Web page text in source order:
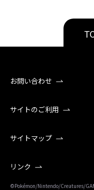
お問い合わせ
サイトのご利用
サイトマップ
リンク
©Pokémon/Nintendo/Creatures/